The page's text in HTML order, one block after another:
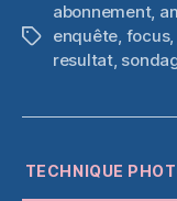
Étiquettes
abonnement,
enquête, focus,
resultat,
TECHNIQUE